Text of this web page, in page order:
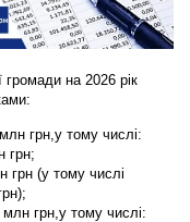
громади на 2026 рік
грн,у тому числі:
грн;
грн (у тому числі
грн,у тому числі: